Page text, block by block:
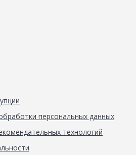
персональных данных
технологий